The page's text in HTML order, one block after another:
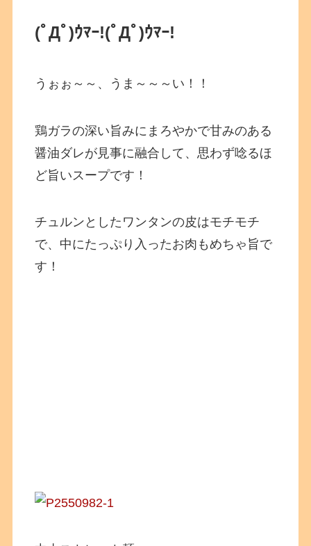
(ﾟДﾟ)ｳﾏｰ!(ﾟДﾟ)ｳﾏｰ!
うぉぉ～～、うま～～～い！！
鶏ガラの深い旨みにまろやかで甘みのある
醤油ダレが見事に融合して、思わず唸るほ
ど旨いスープです！
チュルンとしたワンタンの皮はモチモチ
で、中にたっぷり入ったお肉もめちゃ旨で
す！